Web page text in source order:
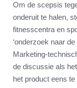
Om de scepsis
onderuit te halen,
fitnesscentra en
‘onderzoek naar
Marketing-
de discussie als
het product eens